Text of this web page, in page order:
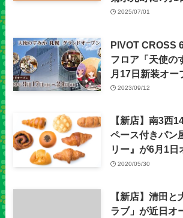
2025/07/01
PIVOT CROSS
フロア「天使の
月17日新装オー
2023/09/12
【新店】南3西
ペース付きパン
リー』が6月1日
2020/05/30
【新店】清田と
ラブ」が近日オ